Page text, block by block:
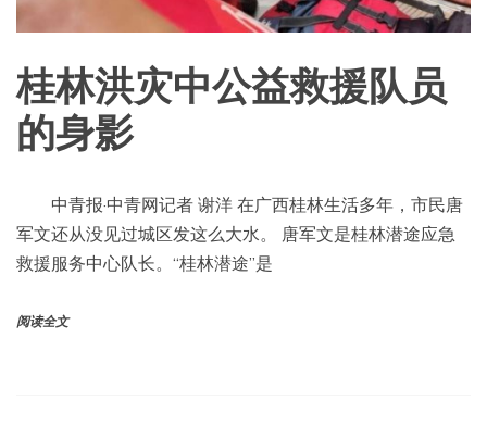
桂林洪灾中公益救援队员
的身影
中青报·中青网记者 谢洋 在广西桂林生活多年，市民唐
军文还从没见过城区发这么大水。 唐军文是桂林潜途应急
救援服务中心队长。“桂林潜途”是
阅读全文